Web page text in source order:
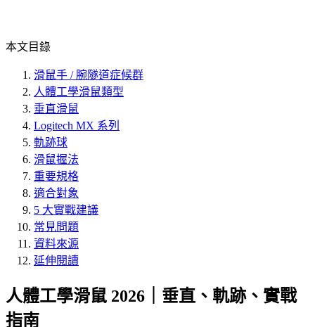
本文目錄
滑鼠手 / 腕隧道症候群
人體工學滑鼠類型
垂直滑鼠
Logitech MX 系列
軌跡球
滑鼠握法
重要規格
適合對象
5 大實戰建議
常見問題
資料來源
延伸閱讀
人體工學滑鼠 2026｜垂直、軌跡、實戰
指南